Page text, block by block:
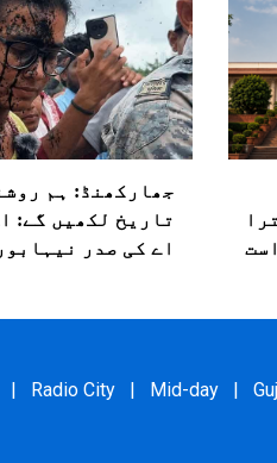
جھارکھنڈ: ہم
تاریخ لکھیں گے:
اے کی صدر
| Radio City | Mid-day |